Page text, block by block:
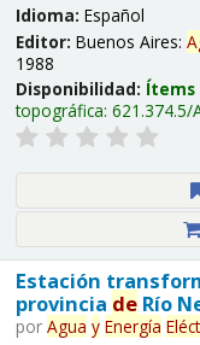
Idioma: Español
Editor: Buenos Aires:
1988
Disponibilidad: Ítems
topográfica: 621.374.5/
Estación
provincia deRío
por Agua y Energía